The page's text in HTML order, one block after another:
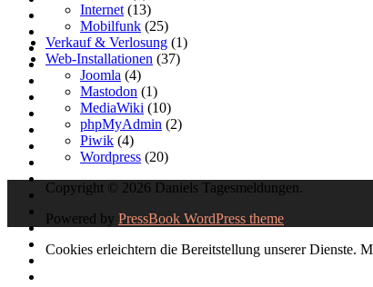
Internet (13)
Mobilfunk (25)
Verkauf & Verlosung (1)
Web-Installationen (37)
Joomla (4)
Mastodon (1)
MediaWiki (10)
phpMyAdmin (2)
Piwik (4)
Wordpress (20)
Copyright © 2026 Daniels Tagesmeldungen.
Powered by PressBook WordPress theme
Cookies erleichtern die Bereitstellung unserer Dienste.